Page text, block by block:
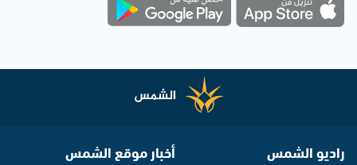
راديو الشمس أخبار موقع الشمس